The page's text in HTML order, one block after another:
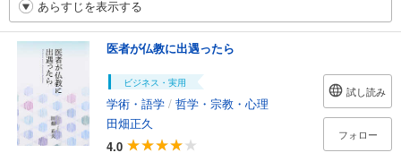
あらすじを表示する
医者が仏教に出遇ったら
ビジネス・実用
学術・語学 / 哲学・宗教・心理
田畑正久
4.0
試し読み
フォロー